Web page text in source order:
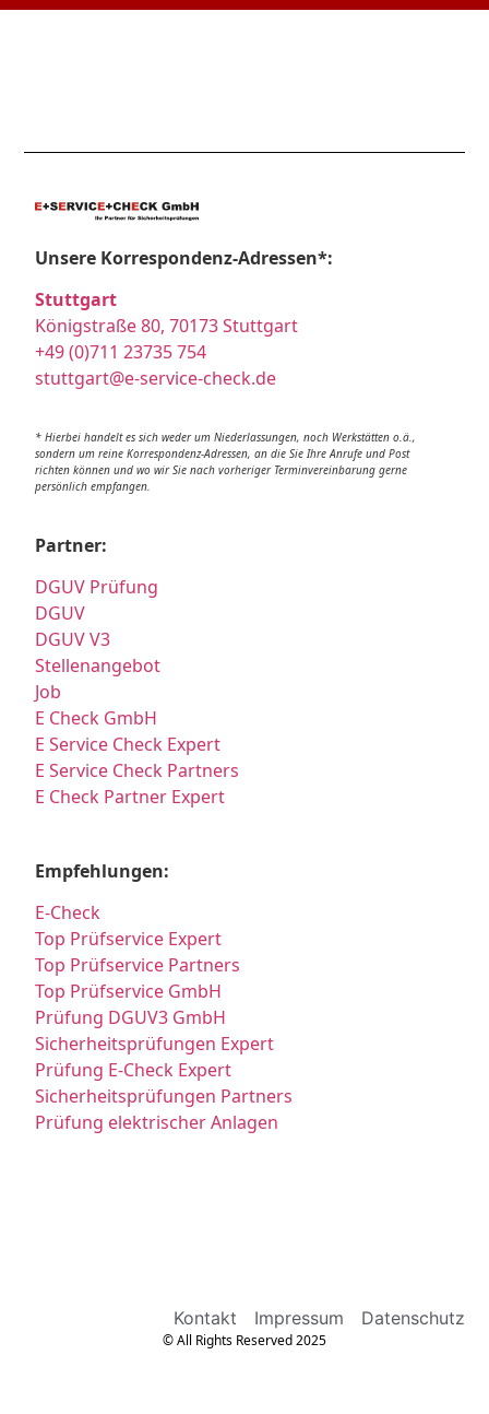
Unsere Korrespondenz-Adressen*:
Stuttgart
Königstraße 80, 70173 Stuttgart
+49 (0)711 23735 754
stuttgart@e-service-check.de
* Hierbei handelt es sich weder um Niederlassungen, noch Werkstätten o.ä.,
sondern um reine Korrespondenz-Adressen, an die Sie Ihre Anrufe und Post
richten können und wo wir Sie nach vorheriger Terminvereinbarung gerne
persönlich empfangen.
Partner:
DGUV Prüfung
DGUV
DGUV V3
Stellenangebot
Job
E Check GmbH
E Service Check Expert
E Service Check Partners
E Check Partner Expert
Empfehlungen:
E-Check
Top Prüfservice Expert
Top Prüfservice Partners
Top Prüfservice GmbH
Prüfung DGUV3 GmbH
Sicherheitsprüfungen Expert
Prüfung E-Check Expert
Sicherheitsprüfungen Partners
Prüfung elektrischer Anlagen
Kontakt Impressum Datenschutz
© All Rights Reserved 2025